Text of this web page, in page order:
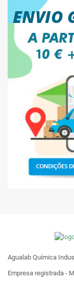
Agualab Química
Empresa registrada -